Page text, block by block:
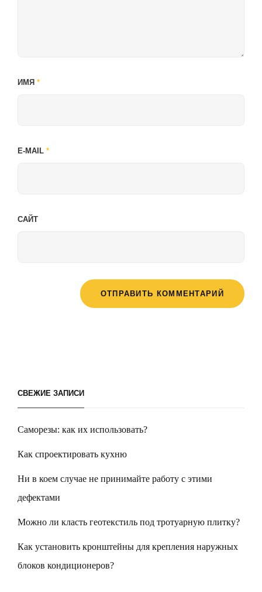
ИМЯ *
E-MAIL *
САЙТ
СВЕЖИЕ ЗАПИСИ
Саморезы: как их использовать?
Как спроектировать кухню
Ни в коем случае не принимайте работу с этими
дефектами
Можно ли класть геотекстиль под тротуарную плитку?
Как установить кронштейны для крепления наружных
блоков кондиционеров?